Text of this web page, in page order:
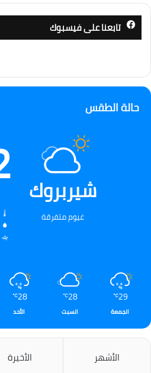
تابعنا على فيسبوك
حالة الطقس
شيربروك
غيوم متفرقة
29
℃
الجمعة
28
℃
السبت
28
℃
الأحد
الأشهر الأخيرة